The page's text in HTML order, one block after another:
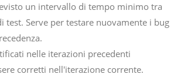
un intervallo di tempo minimo tra
test. Serve per testare nuovamente i bug
nelle iterazioni precedenti
corretti nell'iterazione corrente.